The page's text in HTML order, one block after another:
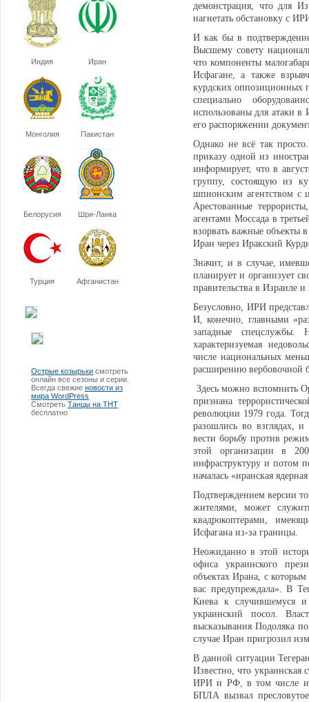
Индия Иран
Монголия Пакистан
Белорусия Шри-Ланка
Турция Афганистан
Острые козырьки смотреть
онлайн все сезоны и серии.
Всегда свежие новости из
мира WordPress
Смотреть Танцы на ТНТ
бесплатно
демонстрация, что для
нагнетать обстановку с
И как бы в
Высшему совету
что компоненты
Исфагане, а также
курдских оппозиционных
специально
использованы для атаки
его распоряжении
Однако не всё так
приказу одной из
информирует, что в
группу, состоящую из
шпионским агентством с
Арестованные
агентами Моссада в
взорвать важные объекты
Иран через Иракский
Значит, и в случае,
планирует и организует
правительства в Израиле
Безусловно, ИРИ
И, конечно, главными
западные спецслужбы.
характеризуемая
числе национальных
расширению вербовочной
Здесь можно вспомнить
признана
революции 1979 года.
разошлись во взглядах,
вести борьбу против
этой организации в
инфраструктуру и потом
началась «иранская
Подтверждением версии
жителями, может
квадрокоптерами,
Исфагана из-за границы.
Неожиданно в этой
офиса украинского
объектах Ирана, с
вас предупреждала». В
Киева к случившемуся
украинский посол.
высказывания Подоляка
случае Иран пригрозил
В данной ситуации
Известно, что украинская
ИРИ и РФ, в том числе и
БПЛА вызвал